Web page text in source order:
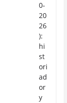
0-
20
26
):
hi
st
ori
ad
or
y